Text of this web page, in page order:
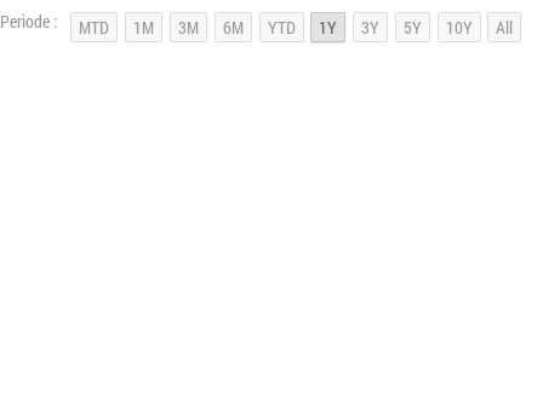
Periode :